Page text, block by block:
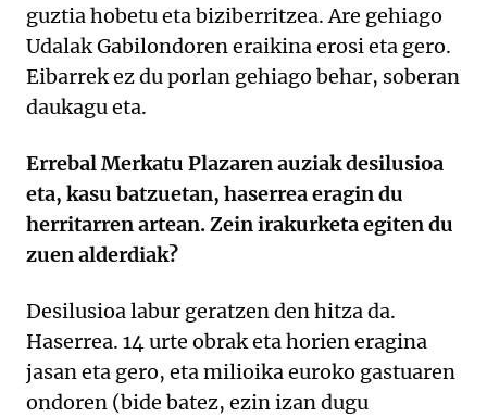
guztia hobetu eta biziberritzea. Are gehiago
Udalak Gabilondoren eraikina erosi eta gero.
Eibarrek ez du porlan gehiago behar, soberan
daukagu eta.
Errebal Merkatu Plazaren auziak desilusioa
eta, kasu batzuetan, haserrea eragin du
herritarren artean. Zein irakurketa egiten du
zuen alderdiak?
Desilusioa labur geratzen den hitza da.
Haserrea. 14 urte obrak eta horien eragina
jasan eta gero, eta milioika euroko gastuaren
ondoren (bide batez, ezin izan dugu